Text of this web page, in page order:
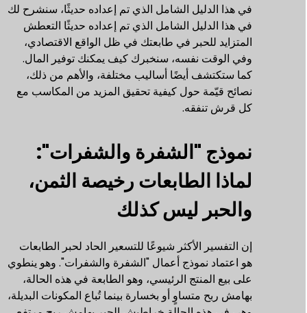
في هذا الدليل الشامل الذي تم إعداده حديثًا، سنشرح لك
في هذا الدليل الشامل الذي تم إعداده حديثًا التعطش
المتزايد للحبر في طابعتك في ظل الواقع الاقتصادي،
وفي الوقت نفسه، سنخبرك كيف يمكنك توفير المال.
كما ستكتشف أيضًا أساليب مختلفة، والأهم من ذلك،
نصائح قيّمة حول كيفية تحقيق المزيد من المكاسب مع
كل قرش تنفقه.
نموذج "الشفرة والشفرات":
لماذا الطابعات رخيصة الثمن،
والحبر ليس كذلك
إن التفسير الأكثر شيوعًا للتسعير الحاد لحبر الطابعات
هو اعتماد نموذج أعمال "الشفرة والشفرات". وهو ينطوي
على بيع المنتج الرئيسي، وهو الطابعة في هذه الحالة،
بهامش ربح متساوٍ أو بخسارة بينما تُباع المكونات البديلة،